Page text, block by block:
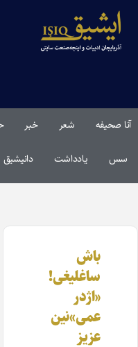
آنا صحیفه شعر خبر
سس یادداشت دانیشیق
باش
ساغلیغی!
«اژدر
عمی»نین
عزیز